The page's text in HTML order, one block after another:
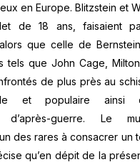
en Europe. Blitzstein et
de 18 ans, faisaient
que celle de
tels que John Cage,
de plus près au
et populaire ainsi
d’après-guerre. Le
des rares à consacrer un
qu’en dépit de la